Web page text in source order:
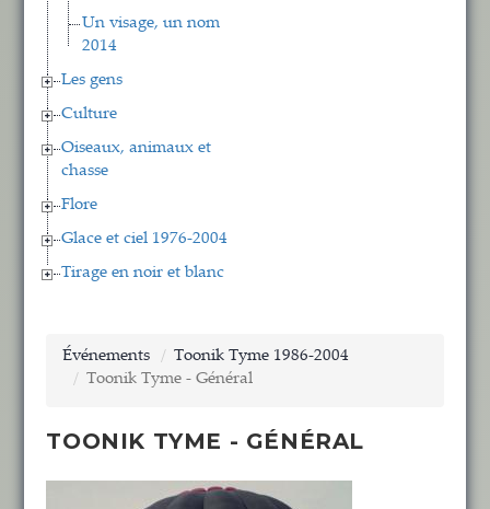
Un visage, un nom
2014
Les gens
Culture
Oiseaux, animaux et
chasse
Flore
Glace et ciel 1976-2004
Tirage en noir et blanc
Événements
Toonik Tyme 1986-2004
Toonik Tyme - Général
TOONIK TYME - GÉNÉRAL